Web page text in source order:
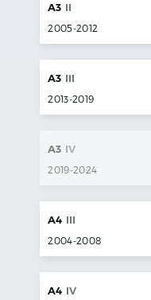
A3 II
2005-2012
A3 III
2013-2019
A3 IV
2019-2024
A4 III
2004-2008
A4 IV